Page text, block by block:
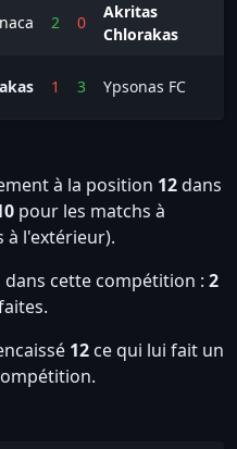
2 0
Akritas
Chlorakas
1 3 Ypsonas FC
à la position 12dans
pour les matchs à
à l'extérieur).
dans cette compétition : 2
12 ce qui lui fait un